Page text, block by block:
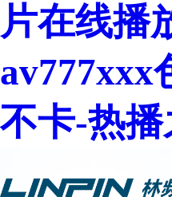
片在线播
av777xxx
不卡-热